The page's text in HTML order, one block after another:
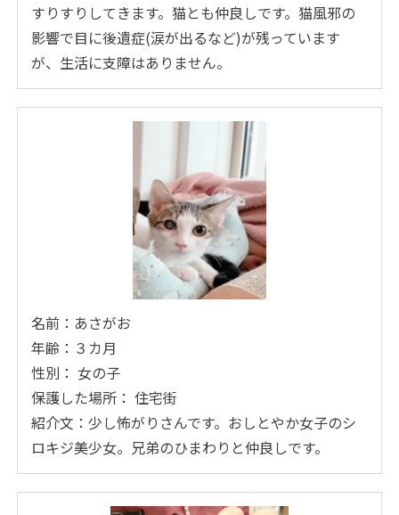
すりすりしてきます。猫とも仲良しです。猫風邪の
影響で目に後遺症(涙が出るなど)が残っています
が、生活に支障はありません。
名前：あさがお
年齢：３カ月
性別： 女の子
保護した場所： 住宅街
紹介文：少し怖がりさんです。おしとやか女子のシ
ロキジ美少女。兄弟のひまわりと仲良しです。